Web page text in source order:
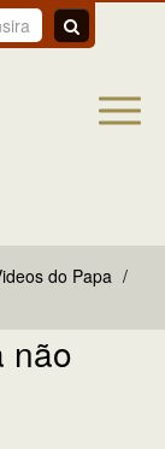
do Papa /
não